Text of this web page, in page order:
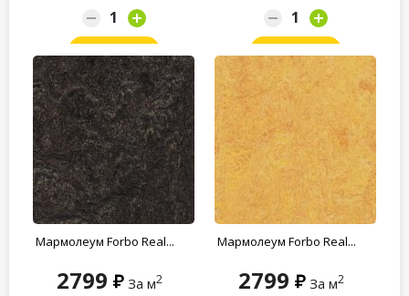
Заказать Заказать
Мармолеум Forbo Real...
2799 За м2
Мармолеум Forbo Real...
2799 За м2